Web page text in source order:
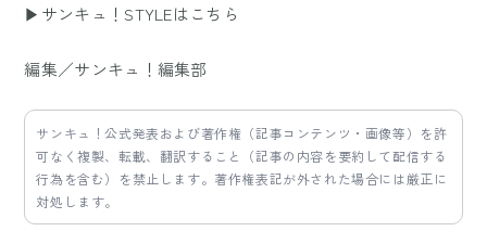
▶サンキュ！STYLEはこちら
編集／サンキュ！編集部
サンキュ！公式発表および著作権（記事コンテンツ・画像等）を許
可なく複製、転載、翻訳すること（記事の内容を要約して配信する
行為を含む）を禁止します。著作権表記が外された場合には厳正に
対処します。